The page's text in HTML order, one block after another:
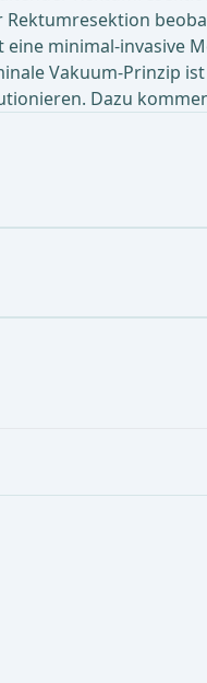
eine minimal-
Vakuum-Prinzip
Dazu